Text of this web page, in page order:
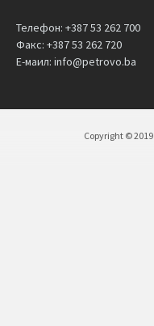
Телефон: +387 53 262 700
Факс: +387 53 262 720
Е-маил: info@petrovo.ba
Copyright © 2019